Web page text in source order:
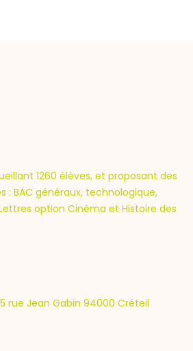
1260 élèves, et proposant des
: BAC généraux, technologique,
option Cinéma et Histoire des
rue Jean Gabin 94000 Créteil